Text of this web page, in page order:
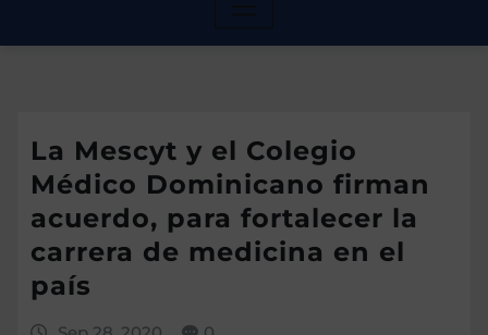
La Mescyt y el Colegio
Médico Dominicano firman
acuerdo, para fortalecer la
carrera de medicina en el
país